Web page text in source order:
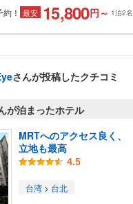
！ 最安 15,800円～ 1泊2名
さんが投稿したクチコミ
が泊まったホテル
MRTへのアクセス良く、
立地も最高
4.5
台湾 > 台北